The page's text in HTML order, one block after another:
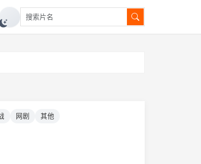
切换深色模式
搜索片名
网剧
其他